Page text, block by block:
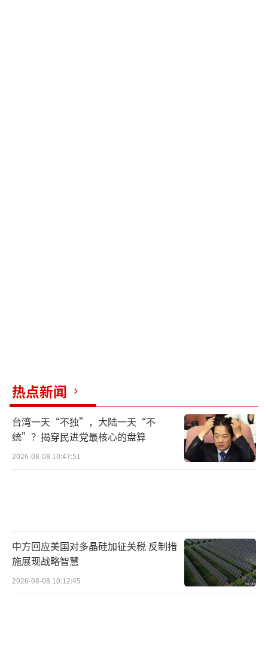
热点新闻
台湾一天“不独”，大陆一天“不
统”？揭穿民进党最核心的盘算
2026-08-08 10:47:51
中方回应美国对多晶硅加征关税 反制措
施展现战略智慧
2026-08-08 10:12:45